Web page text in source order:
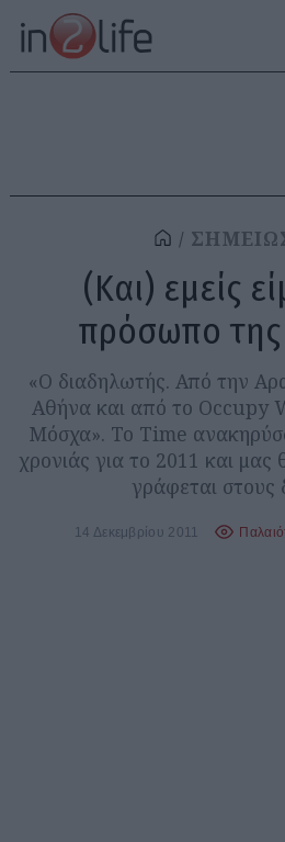
(Και) εμείς
πρόσωπο της
«Ο διαδηλωτής. Από την
Αθήνα και από το Occupy
Μόσχα». Το Time
χρονιάς για το 2011 και μας
γράφεται στους
14 Δεκεμβρίου 2011